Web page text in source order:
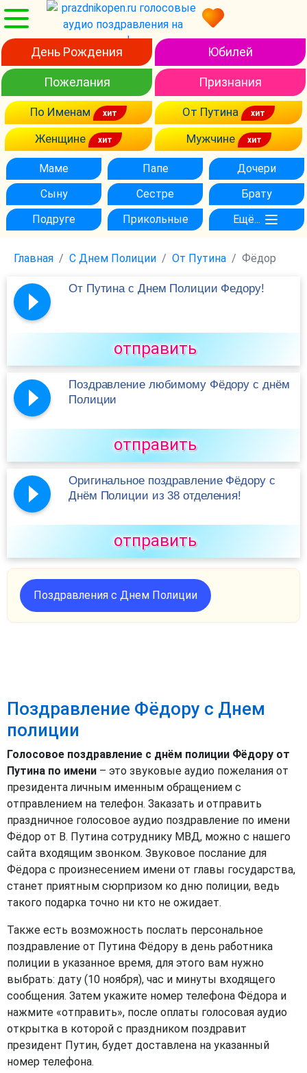
День Рождения Юбилей
Пожелания Признания
По Именам
От Путина
Женщине
Мужчине
Маме Папе
Дочери
Сыну
Сестре
Брату
Подруге
Прикольные Ещё...
Главная С Днем Полиции От Путина Фёдор
От Путина с Днем Полиции Федору!
отправить
Поздравление любимому Фёдору с днём
Полиции
отправить
Оригинальное поздравление Фёдору с
Днём Полиции из 38 отделения!
отправить
Поздравления с Днем Полиции
Поздравление Фёдору с Днем
полиции
Голосовое поздравление с днём полиции Фёдору от
Путина по имени – это звуковые аудио пожелания от
президента личным именным обращением с
отправлением на телефон. Заказать и отправить
праздничное голосовое аудио поздравление по имени
Фёдор от В. Путина сотруднику МВД, можно с нашего
сайта входящим звонком. Звуковое послание для
Фёдора с произнесением имени от главы государства,
станет приятным сюрпризом ко дню полиции, ведь
такого подарка точно ни кто не ожидает.
Также есть возможность послать персональное
поздравление от Путина Фёдору в день работника
полиции в указанное время, для этого вам нужно
выбрать: дату (10 ноября), час и минуты входящего
сообщения. Затем укажите номер телефона Фёдора и
нажмите «отправить», после оплаты голосовая аудио
открытка в которой с праздником поздравит
президент Путин, будет доставлена на указанный
номер телефона.